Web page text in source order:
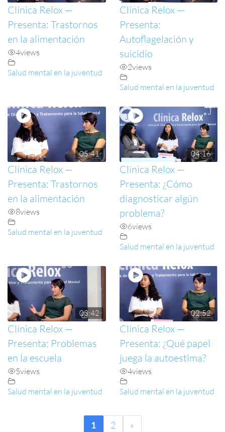
Clínica Relox —
Presenta: Trastornos
en la alimentación
4views
Salud mental en la juventud
Clínica Relox —
Presenta:
Autoflagelación y
suicidio
2views
Salud mental en la juventud
05:41
Clínica Relox —
Presenta: Trastornos
en la alimentación
8views
Salud mental en la juventud
04:16
Clínica Relox —
Presenta: ¿Cómo
diagnosticar algún
problema?
6views
Salud mental en la juventud
03:42
Clínica Relox —
Presenta: Problemas
en la escuela
5views
Salud mental en la juventud
02:52
Clínica Relox —
Presenta: ¿Qué papel
juega la autoestima?
4views
Salud mental en la juventud
1 2 »